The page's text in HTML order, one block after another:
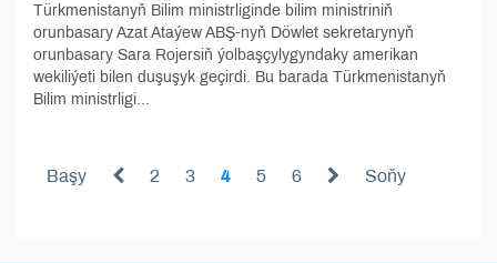
Türkmenistanyň Bilim ministrliginde bilim ministriniň
orunbasary Azat Ataýew ABŞ-nyň Döwlet sekretarynyň
orunbasary Sara Rojersiň ýolbaşçylygyndaky amerikan
wekiliýeti bilen duşuşyk geçirdi. Bu barada Türkmenistanyň
Bilim ministrligi...
Başy 2 3 4 5 6 Soňy